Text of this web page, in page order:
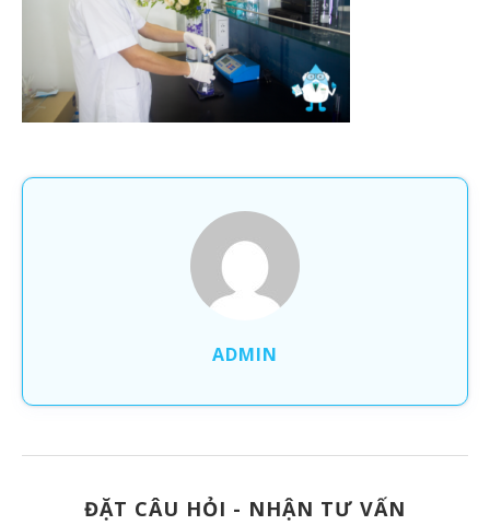
ADMIN
ĐẶT CÂU HỎI - NHẬN TƯ VẤN